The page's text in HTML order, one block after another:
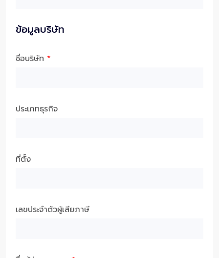
ข้อมูลบริษัท
ชื่อบริษัท *
ประเภทธุรกิจ
ที่ตั้ง
เลขประจำตัวผู้เสียภาษี